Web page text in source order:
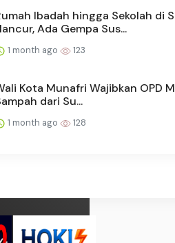
Ibadah hingga Sekolah di
Ada Gempa Sus...
1 month ago 123
Kota Munafri Wajibkan OPD
dari Su...
1 month ago 128